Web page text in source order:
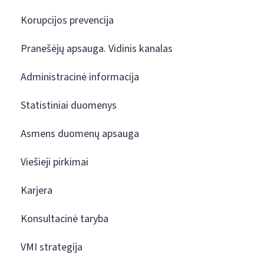
Korupcijos prevencija
Pranešėjų apsauga. Vidinis kanalas
Administracinė informacija
Statistiniai duomenys
Asmens duomenų apsauga
Viešieji pirkimai
Karjera
Konsultacinė taryba
VMI strategija